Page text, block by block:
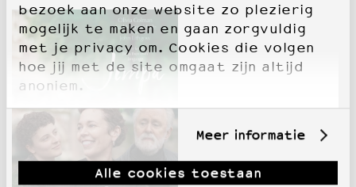
bezoek aan onze website zo plezierig
mogelijk te maken en gaan zorgvuldig
met je privacy om. Cookies die volgen
hoe jij met de site omgaat zijn altijd
anoniem.
Meer informatie
Alle cookies toestaan